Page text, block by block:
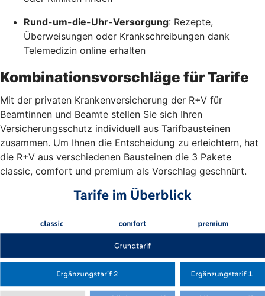
Rund-um-die-Uhr-Versorgung: Rezepte,
Überweisungen oder Krankschreibungen dank
Telemedizin online erhalten
Kombinationsvorschläge für Tarife
Mit der privaten Krankenversicherung der R+V für
Beamtinnen und Beamte stellen Sie sich Ihren
Versicherungsschutz individuell aus Tarifbausteinen
zusammen. Um Ihnen die Entscheidung zu erleichtern, hat
die R+V aus verschiedenen Bausteinen die 3 Pakete
classic, comfort und premium als Vorschlag geschnürt.